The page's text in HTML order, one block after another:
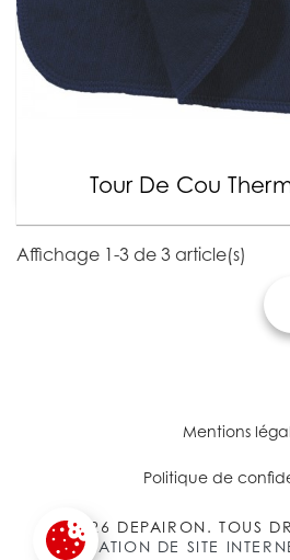
Tour De Cou
Affichage 1-3 de 3 article(s)
Mentions
Politique de
© 2026 DEPAIRON. TOUS
CRÉATION DE SITE